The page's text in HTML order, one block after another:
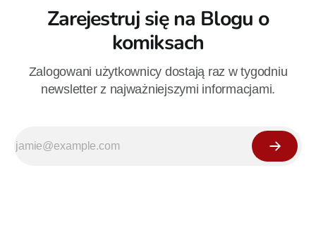
Zarejestruj się na Blogu o
komiksach
Zalogowani użytkownicy dostają raz w tygodniu
newsletter z najważniejszymi informacjami.